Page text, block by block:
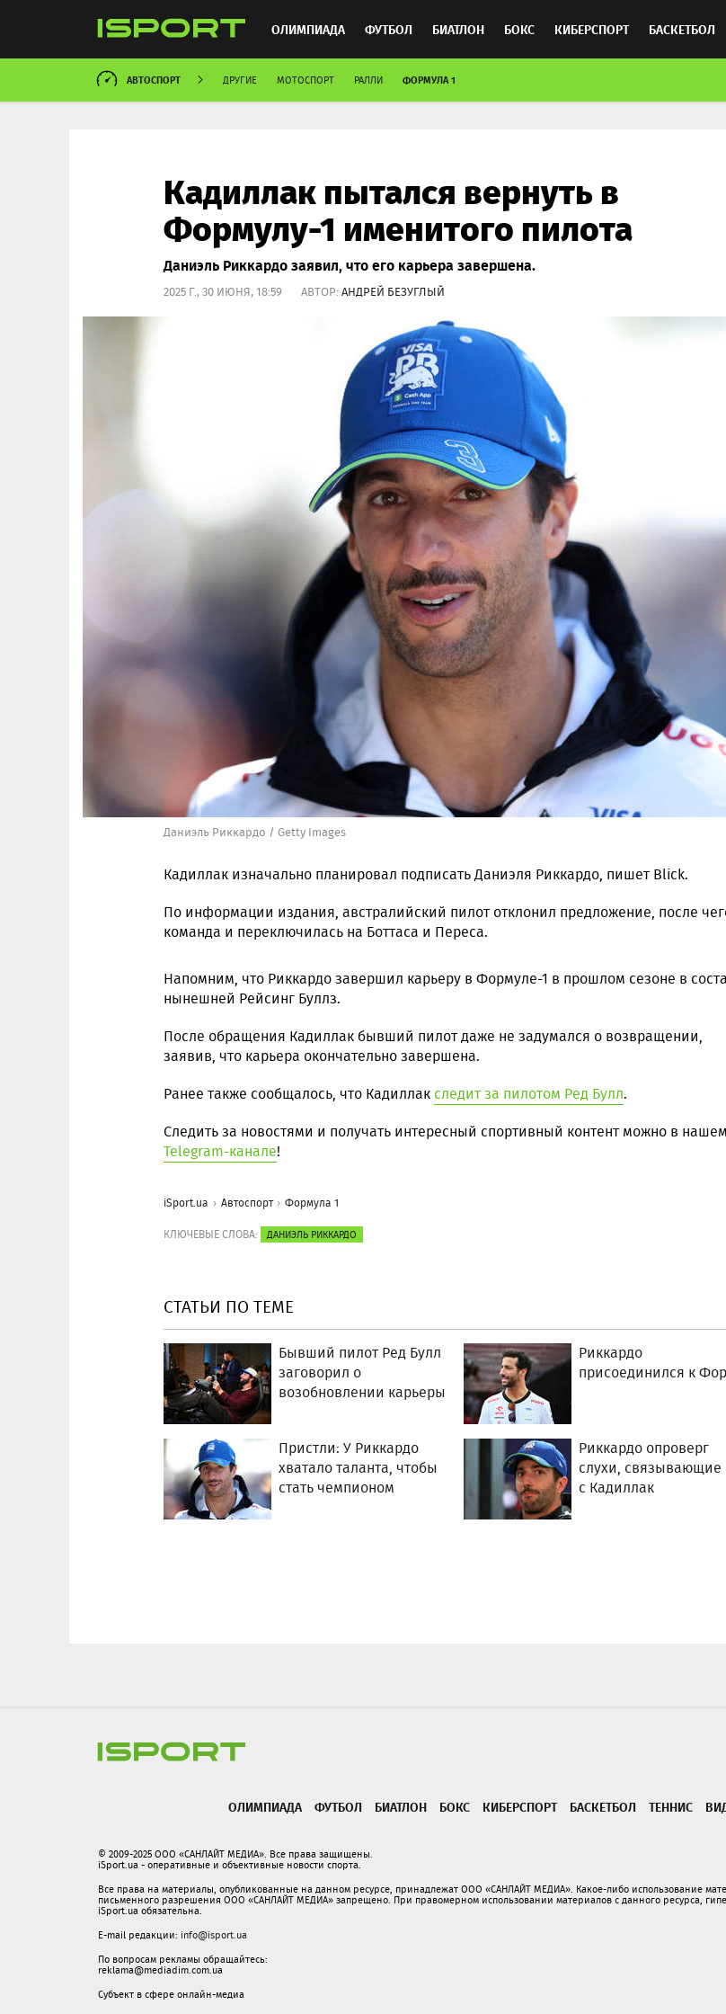
ОЛИМПИАДА ФУТБОЛ БИАТЛОН БОКС КИБЕРСПОРТ БАСКЕТБОЛ
ХОККЕЙ ММА АВТОСПОРТ
АВТОСПОРТ ДРУГИЕ МОТОСПОРТ РАЛЛИ ФОРМУЛА 1
Кадиллак пытался вернуть в
Формулу-1 именитого пилота
Даниэль Риккардо заявил, что его карьера завершена.
2025 Г., 30 ИЮНЯ, 18:59 АВТОР: АНДРЕЙ БЕЗУГЛЫЙ
Даниэль Риккардо / Getty Images
Кадиллак изначально планировал подписать Даниэля Риккардо, пишет Blick.
По информации издания, австралийский пилот отклонил предложение, после
команда и переключилась на Боттаса и Переса.
Напомним, что Риккардо завершил карьеру в Формуле-1 в прошлом сезоне в
нынешней Рейсинг Буллз.
После обращения Кадиллак бывший пилот даже не задумался о возвращении,
заявив, что карьера окончательно завершена.
Ранее также сообщалось, что Кадиллак следит за пилотом Ред Булл.
Следить за новостями и получать интересный спортивный контент можно в нашем
Telegram-канале!
iSport.ua Автоспорт Формула 1
КЛЮЧЕВЫЕ СЛОВА: ДАНИЭЛЬ РИККАРДО
СТАТЬИ ПО ТЕМЕ
Бывший пилот Ред Булл
заговорил о
возобновлении карьеры
Риккардо
присоединился к
Пристли: У Риккардо
хватало таланта, чтобы
стать чемпионом
Риккардо опроверг
слухи, связывающие
с Кадиллак
ОЛИМПИАДА ФУТБОЛ БИАТЛОН БОКС КИБЕРСПОРТ БАСКЕТБОЛ ТЕННИС
© 2009-2025 ООО «САНЛАЙТ МЕДИА». Все права защищены.
iSport.ua - оперативные и объективные новости спорта.
Все права на материалы, опубликованные на данном ресурсе, принадлежат ООО «САНЛАЙТ МЕДИА». Какое-либо использование
письменного разрешения ООО «САНЛАЙТ МЕДИА» запрещено. При правомерном использовании материалов с данного ресурса,
iSport.ua обязательна.
E-mail редакции: info@isport.ua
По вопросам рекламы обращайтесь:
reklama@mediadim.com.ua
Субъект в сфере онлайн-медиа